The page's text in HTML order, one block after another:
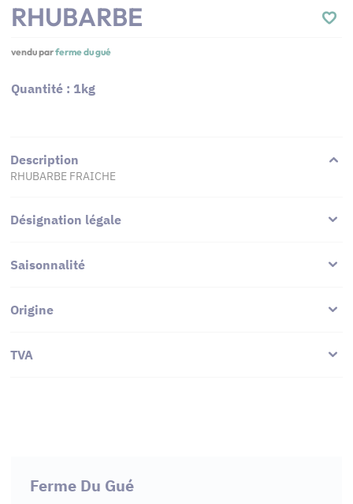
RHUBARBE
vendu parferme du gué
Quantité : 1kg
Description
RHUBARBE FRAICHE
Désignation légale
Saisonnalité
Origine
TVA
Ferme Du Gué